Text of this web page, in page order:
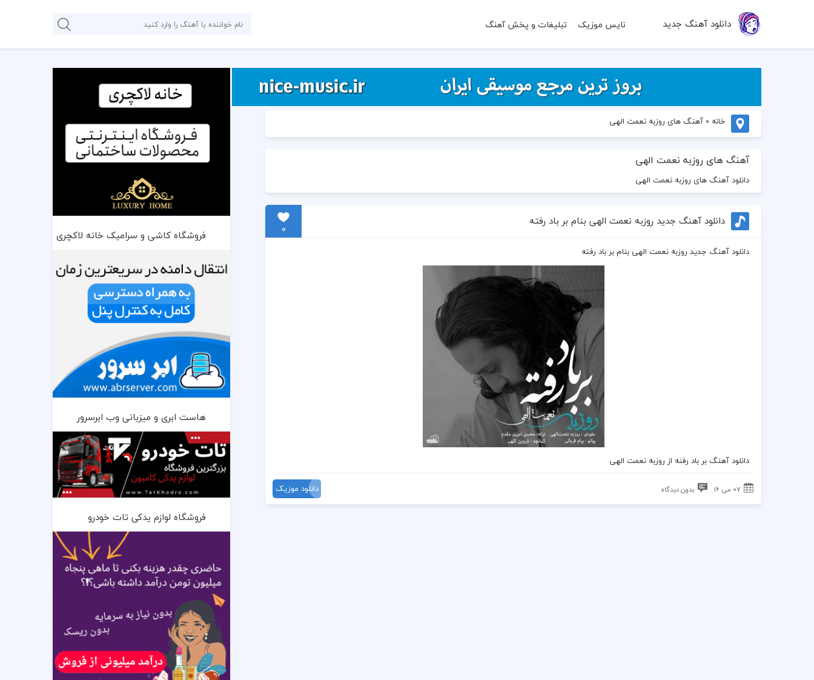
دانلود آهنگ جدید نایس موزیک تبلیغات و پخش آهنگ
خانه »آهنگ های روزبه نعمت الهی
آهنگ های روزبه نعمت الهی
دانلود آهنگ های روزبه نعمت الهی
دانلود آهنگ جدید روزبه نعمت الهی بنام بر باد رفته
0
دانلود آهنگ جدید روزبه نعمت الهی بنام بر باد رفته
دانلود آهنگ بر باد رفنه از روزبه نعمت الهی
07 می 16 بدون دیدگاه دانلود موزیک
فروشگاه کاشی و سرامیک خانه لاکچری
هاست ابری و میزبانی وب ابرسرور
فروشگاه لوازم یدکی تات خودرو